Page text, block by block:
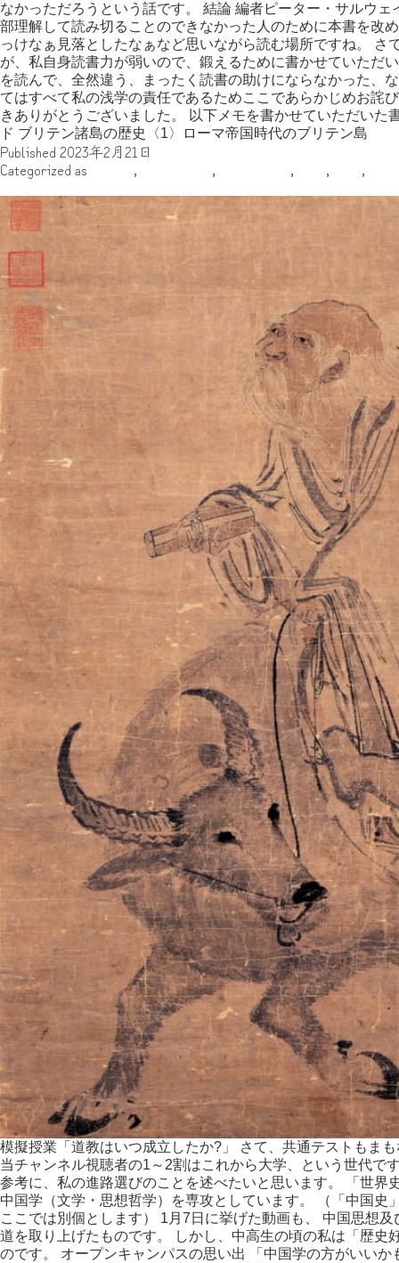
なかっただろうという話です。 結論 編者ピーター・サルウ
部理解して読み切ることのできなかった人のために本書を改
っけなぁ見落としたなぁなど思いながら読む場所ですね。 さ
が、私自身読書力が弱いので、鍛えるために書かせていただ
を読んで、全然違う、まったく読書の助けにならなかった、
てはすべて私の浅学の責任であるためここであらかじめお詫
きありがとうございました。 以下メモを書かせていただいた
ド ブリテン諸島の歴史〈1〉ローマ帝国時代のブリテン島
Published 2023年2月21日
Categorized as
, , , , ,
模擬授業「道教はいつ成立したか?」 さて、共通テストもま
当チャンネル視聴者の1～2割はこれから大学、という世代で
参考に、私の進路選びのことを述べたいと思います。 「世界
中国学（文学・思想哲学）を専攻としています。 （「中国史
ここでは別個とします） 1月7日に挙げた動画も、 中国思想
道を取り上げたものです。 しかし、中高生の頃の私は「歴史
のです。 オープンキャンパスの思い出 「中国学の方がいい